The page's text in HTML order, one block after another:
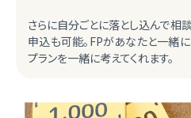
さらに自分ごとに落とし込んで相
申込も可能。FPがあなたと一緒
プランを一緒に考えてくれます。